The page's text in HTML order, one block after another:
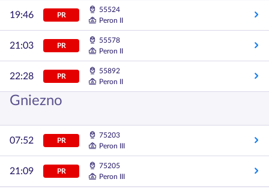
19:46 PR
55524
Peron II
21:03 PR
55578
Peron II
22:28 PR
55892
Peron II
Gniezno
07:52 PR
75203
Peron III
21:09 PR
75205
Peron III